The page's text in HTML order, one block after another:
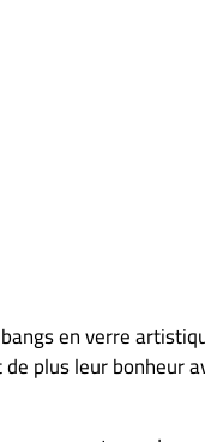
en verre
plus leur bonheur